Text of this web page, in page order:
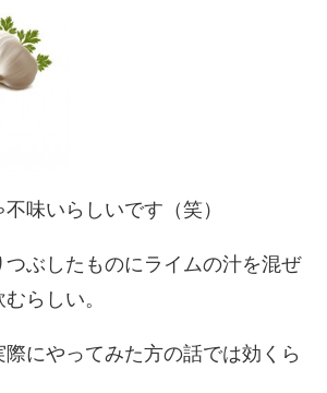
味いらしいです（笑）
ぶしたものにライムの汁を混ぜ
らしい。
際にやってみた方の話では効くら